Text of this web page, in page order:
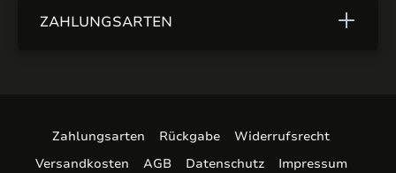
ZAHLUNGSARTEN
Zahlungsarten Rückgabe
Widerrufsrecht
Versandkosten
AGB Datenschutz
Impressum